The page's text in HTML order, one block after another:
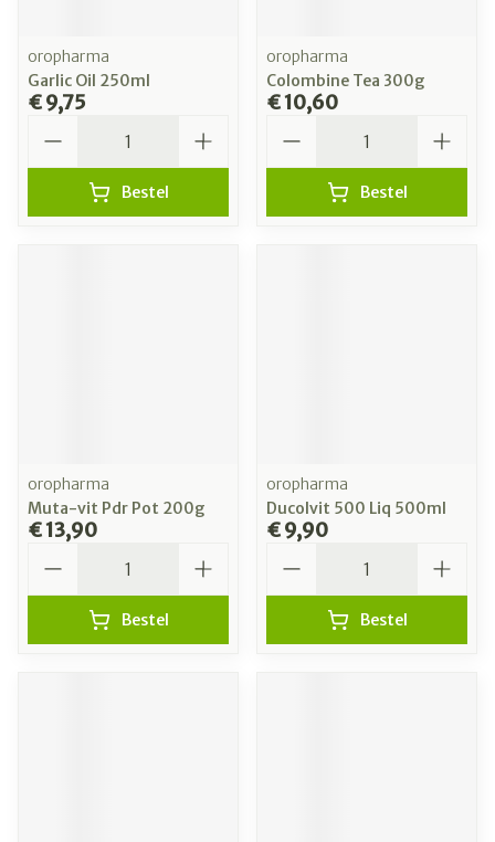
oropharma
Garlic Oil 250ml
€ 9,75
Bestel
oropharma
Colombine Tea 300g
€ 10,60
Bestel
oropharma
Muta-vit Pdr Pot 200g
€ 13,90
Bestel
oropharma
Ducolvit 500 Liq 500ml
€ 9,90
Bestel